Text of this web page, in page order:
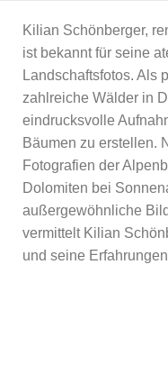
Kilian Schönberger,
ist bekannt für seine
Landschaftsfotos. Als
zahlreiche Wälder in
eindrucksvolle
Bäumen zu erstellen.
Fotografien der
Dolomiten bei
außergewöhnliche
vermittelt Kilian
und seine